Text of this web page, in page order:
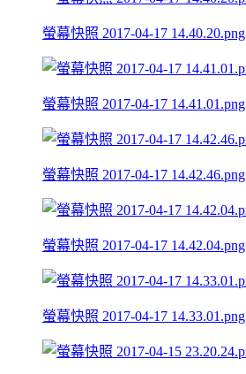
螢幕快照 2017-04-17 14.40.20.png
螢幕快照 2017-04-17 14.41.01.png
螢幕快照 2017-04-17 14.42.46.png
螢幕快照 2017-04-17 14.42.04.png
螢幕快照 2017-04-17 14.33.01.png